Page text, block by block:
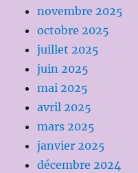
novembre 2025
octobre 2025
juillet 2025
juin 2025
mai 2025
avril 2025
mars 2025
janvier 2025
décembre 2024